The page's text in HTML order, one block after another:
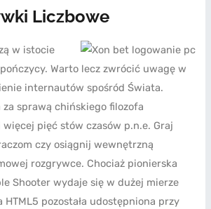
Liczbowe
w istocie
Warto lecz zwrócić uwagę w
internautów spośród Świata.
za sprawą chińskiego filozofa
pięć stów czasów p.n.e. Graj
czy osiągnij wewnętrzną
rozgrywce. Chociaż pionierska
Shooter wydaje się w dużej mierze
pozostała udostępniona przy